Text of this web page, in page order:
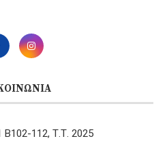
112, Τ.Τ. 2025